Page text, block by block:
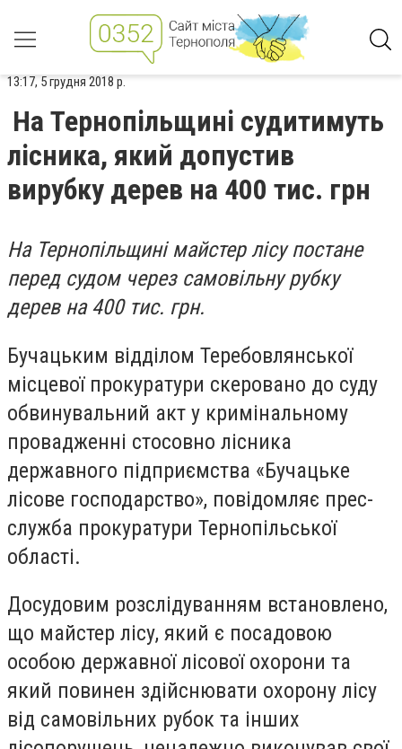
13:17, 5 грудня 2018 р.
На Тернопільщині судитимуть
лісника, який допустив
вирубку дерев на 400 тис. грн
На Тернопільщині майстер лісу постане
перед судом через самовільну рубку
дерев на 400 тис. грн.
Бучацьким відділом Теребовлянської
місцевої прокуратури скеровано до суду
обвинувальний акт у кримінальному
провадженні стосовно лісника
державного підприємства «Бучацьке
лісове господарство», повідомляє прес-
служба прокуратури Тернопільської
області.
Досудовим розслідуванням встановлено,
що майстер лісу, який є посадовою
особою державної лісової охорони та
який повинен здійснювати охорону лісу
від самовільних рубок та інших